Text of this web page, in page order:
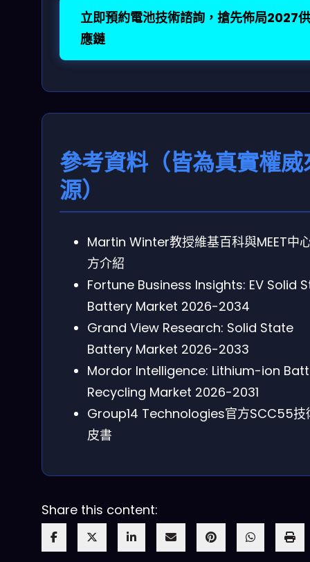
立即預約電池技術諮詢，搶先佈局2027供
應鏈
參考資料（皆為真實權威
源）
Martin Winter教授維基百科與MEET中
方介紹
Fortune Business Insights: EV Solid
Battery Market 2026-2034
Grand View Research: Solid State
Battery Market 2026-2033
Mordor Intelligence: Lithium-ion
Recycling Market 2026-2031
Group14 Technologies官方SCC55技
皮書
Share this content: